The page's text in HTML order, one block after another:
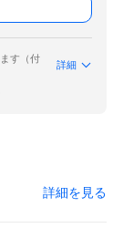
す（付
詳細
詳細を見る